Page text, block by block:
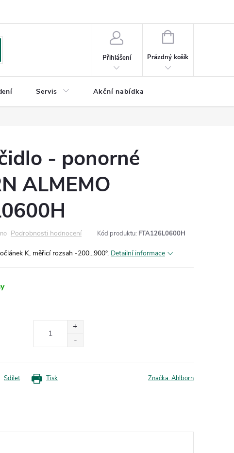
Přihlášení
NÁKUPNÍ
Prázdný košík
Servis Akční nabídka
- ponorné
ALMEMO
Podrobnosti hodnocení Kód produktu: FTA126L0600H
K, měřicí rozsah -200...900°. Detailní informace
Tisk
Sdílet Značka:Ahlborn